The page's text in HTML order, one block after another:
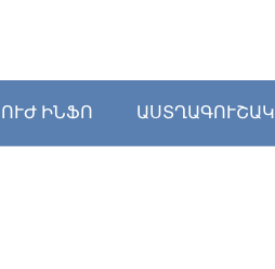
ԻՆՖՈ ԱՍՏՂԱԳՈՒՇԱԿ